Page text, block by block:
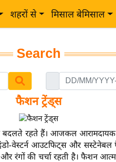
शहरों से मिसाल बेमिसाल
Search
फैशन ट्रेंड्स
रहते हैं। आजकल आरामदायक
वेस्टर्न आउटफिट्स और
रंगों की चर्चा रहती है। फैशन